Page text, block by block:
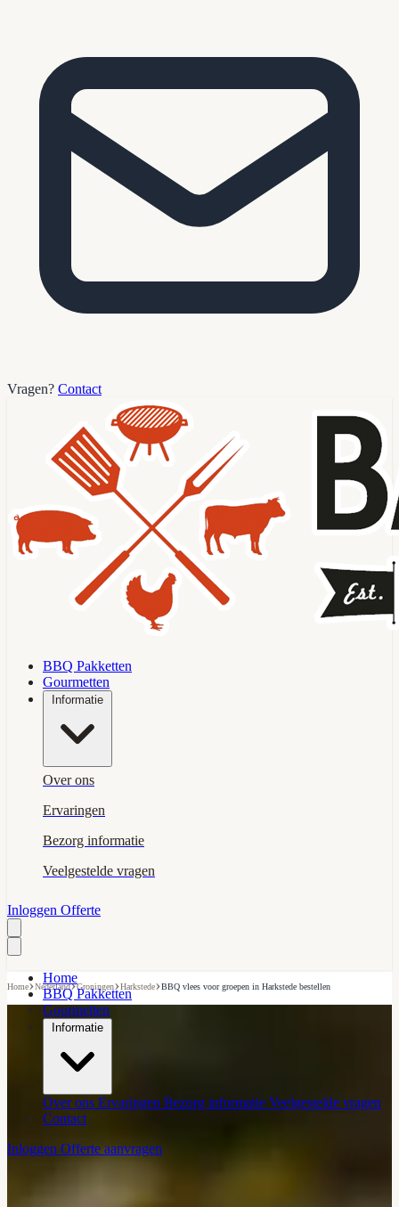
Vragen? Contact
BBQ Pakketten
Gourmetten
Informatie
Over ons
Ervaringen
Bezorg informatie
Veelgestelde vragen
Inloggen Offerte
Home
BBQ Pakketten
Gourmetten
Informatie
Over ons Ervaringen Bezorg informatie Veelgestelde vragen
Contact
Inloggen Offerte aanvragen
Home›Nederland›Groningen›Harkstede›BBQ vlees voor groepen in Harkstede bestellen